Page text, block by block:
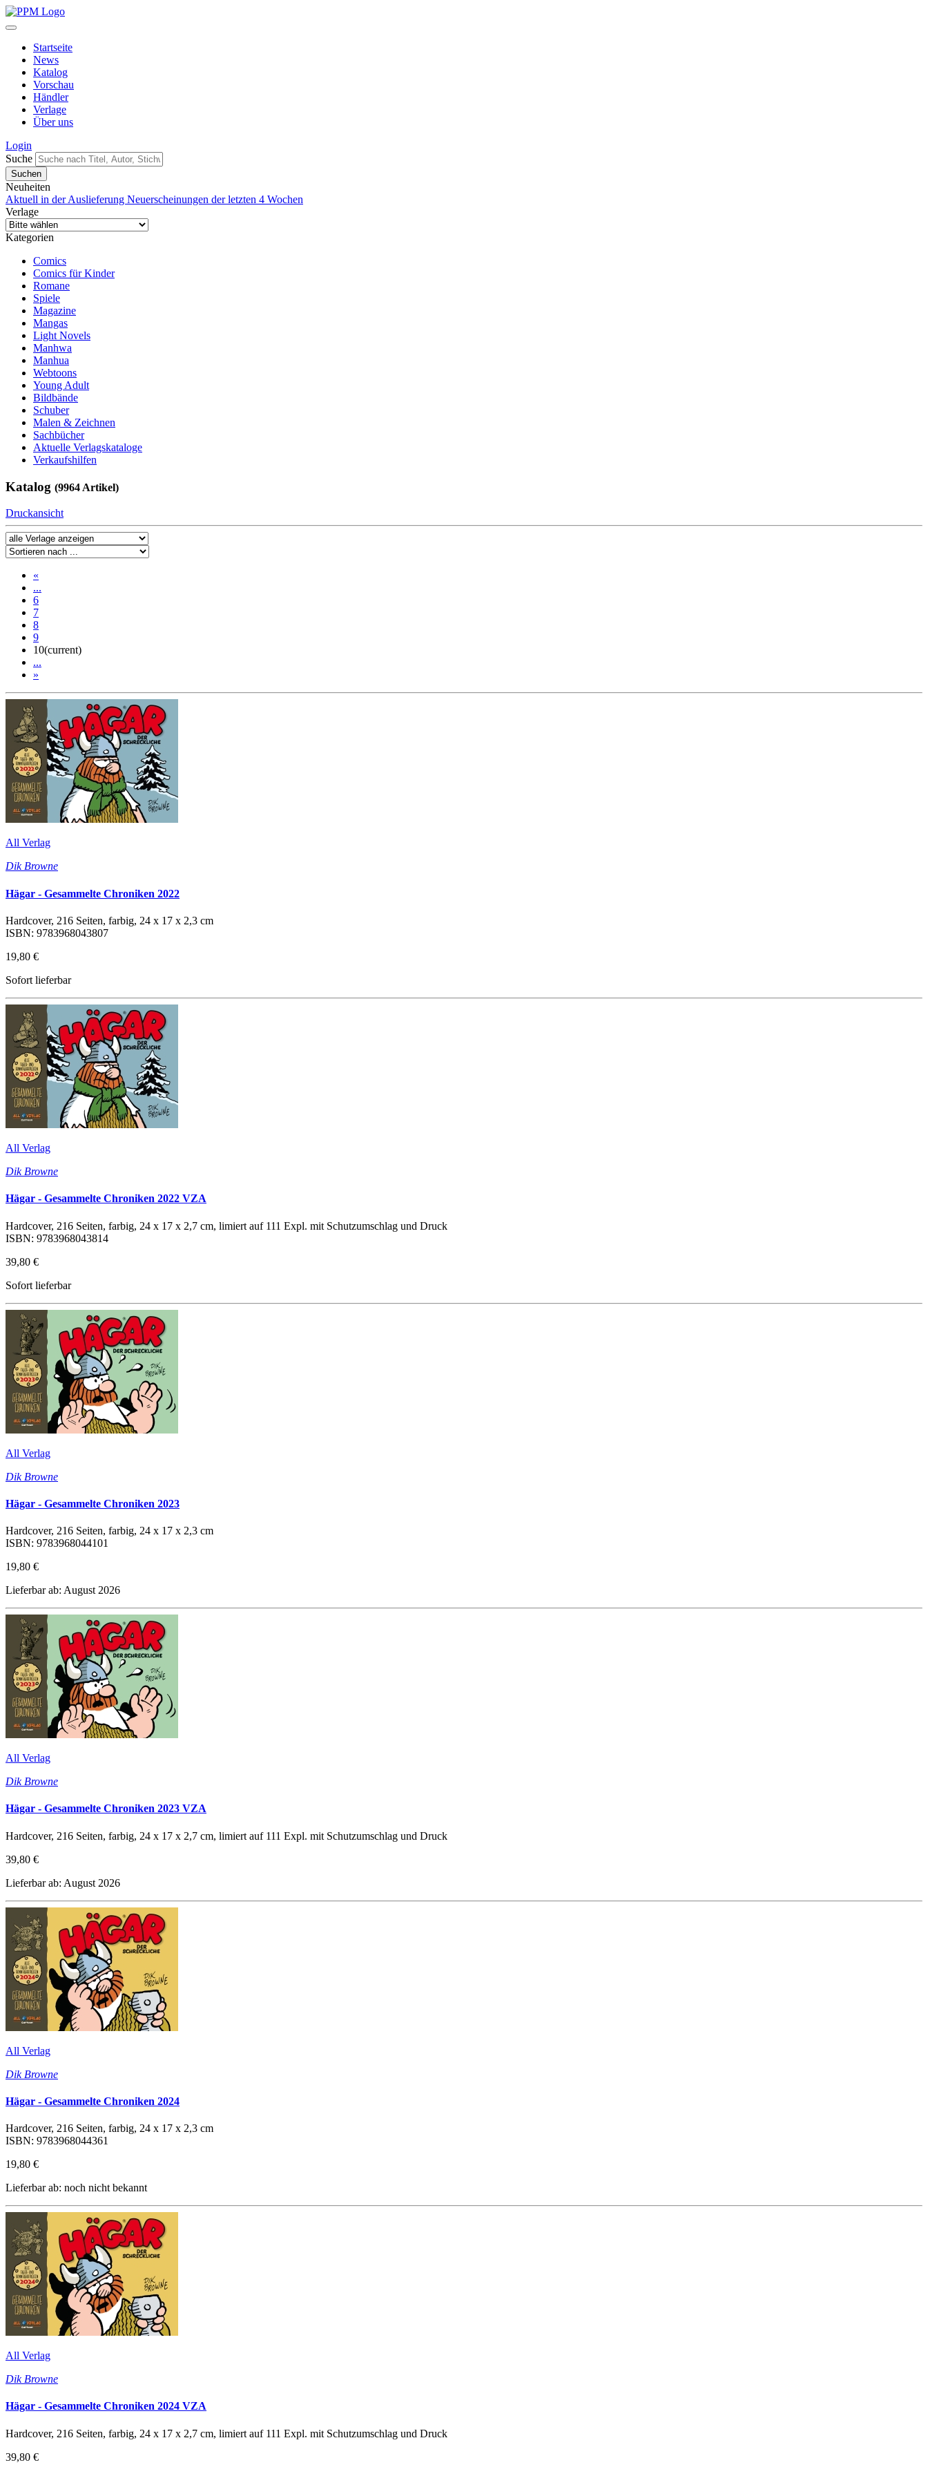
Startseite
News
Katalog
Vorschau
Händler
Verlage
Über uns
Login
Suche
Neuheiten
Aktuell in der Auslieferung Neuerscheinungen der letzten 4 Wochen
Verlage
Kategorien
Comics
Comics für Kinder
Romane
Spiele
Magazine
Mangas
Light Novels
Manhwa
Manhua
Webtoons
Young Adult
Bildbände
Schuber
Malen & Zeichnen
Sachbücher
Aktuelle Verlagskataloge
Verkaufshilfen
Katalog (9964 Artikel)
Druckansicht
«
...
6
7
8
9
10(current)
...
»
All Verlag
Dik Browne
Hägar - Gesammelte Chroniken 2022
Hardcover, 216 Seiten, farbig, 24 x 17 x 2,3 cm
ISBN: 9783968043807
19,80 €
Sofort lieferbar
All Verlag
Dik Browne
Hägar - Gesammelte Chroniken 2022 VZA
Hardcover, 216 Seiten, farbig, 24 x 17 x 2,7 cm, limiert auf 111 Expl. mit Schutzumschlag und Druck
ISBN: 9783968043814
39,80 €
Sofort lieferbar
All Verlag
Dik Browne
Hägar - Gesammelte Chroniken 2023
Hardcover, 216 Seiten, farbig, 24 x 17 x 2,3 cm
ISBN: 9783968044101
19,80 €
Lieferbar ab: August 2026
All Verlag
Dik Browne
Hägar - Gesammelte Chroniken 2023 VZA
Hardcover, 216 Seiten, farbig, 24 x 17 x 2,7 cm, limiert auf 111 Expl. mit Schutzumschlag und Druck
39,80 €
Lieferbar ab: August 2026
All Verlag
Dik Browne
Hägar - Gesammelte Chroniken 2024
Hardcover, 216 Seiten, farbig, 24 x 17 x 2,3 cm
ISBN: 9783968044361
19,80 €
Lieferbar ab: noch nicht bekannt
All Verlag
Dik Browne
Hägar - Gesammelte Chroniken 2024 VZA
Hardcover, 216 Seiten, farbig, 24 x 17 x 2,7 cm, limiert auf 111 Expl. mit Schutzumschlag und Druck
39,80 €